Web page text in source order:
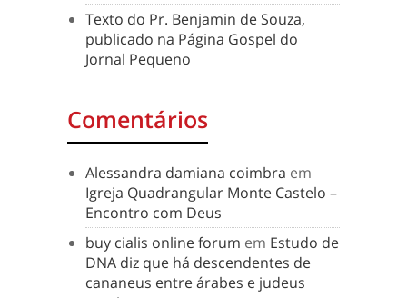
Texto do Pr. Benjamin de Souza,
publicado na Página Gospel do
Jornal Pequeno
Comentários
Alessandra damiana coimbra em
Igreja Quadrangular Monte Castelo –
Encontro com Deus
buy cialis online forum em Estudo de
DNA diz que há descendentes de
cananeus entre árabes e judeus